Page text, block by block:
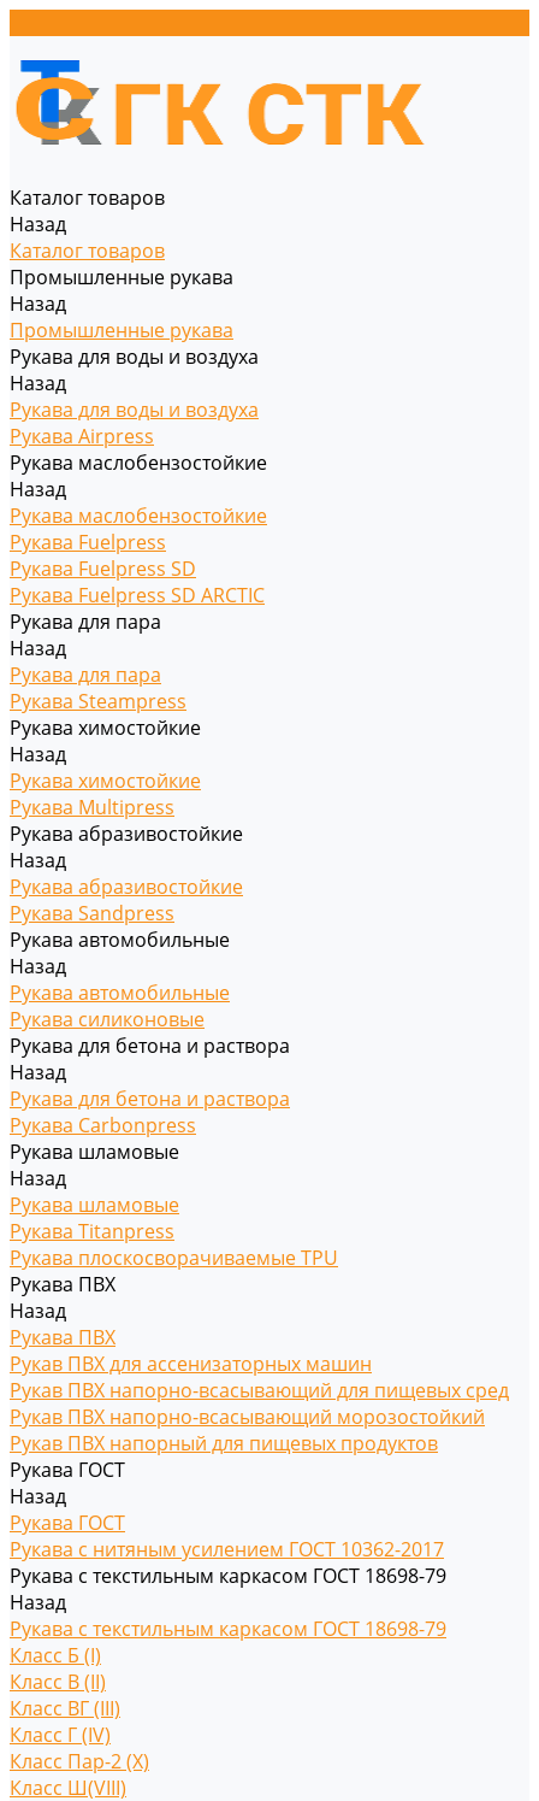
Каталог товаров
Назад
Каталог товаров
Промышленные рукава
Назад
Промышленные рукава
Рукава для воды и воздуха
Назад
Рукава для воды и воздуха
Рукава Airpress
Рукава маслобензостойкие
Назад
Рукава маслобензостойкие
Рукава Fuelpress
Рукава Fuelpress SD
Рукава Fuelpress SD ARCTIC
Рукава для пара
Назад
Рукава для пара
Рукава Steampress
Рукава химостойкие
Назад
Рукава химостойкие
Рукава Multipress
Рукава абразивостойкие
Назад
Рукава абразивостойкие
Рукава Sandpress
Рукава автомобильные
Назад
Рукава автомобильные
Рукава силиконовые
Рукава для бетона и раствора
Назад
Рукава для бетона и раствора
Рукава Carbonpress
Рукава шламовые
Назад
Рукава шламовые
Рукава Titanpress
Рукава плоскосворачиваемые TPU
Рукава ПВХ
Назад
Рукава ПВХ
Рукав ПВХ для ассенизаторных машин
Рукав ПВХ напорно-всасывающий для пищевых сред
Рукав ПВХ напорно-всасывающий морозостойкий
Рукав ПВХ напорный для пищевых продуктов
Рукава ГОСТ
Назад
Рукава ГОСТ
Рукава с нитяным усилением ГОСТ 10362-2017
Рукава с текстильным каркасом ГОСТ 18698-79
Назад
Рукава с текстильным каркасом ГОСТ 18698-79
Класс Б (I)
Класс В (II)
Класс ВГ (III)
Класс Г (IV)
Класс Пар-2 (X)
Класс Ш(VIII)